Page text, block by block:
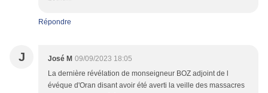
Répondre
J José M 09/09/2023 18:05
La dernière révélation de monseigneur BOZ adjoint de l
évéque d'Oran disant avoir été averti la veille des massacres